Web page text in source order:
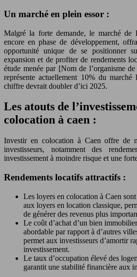
Un marché en plein essor :
Malgré la forte demande, le marché de
encore en phase de développement,
opportunité unique de se positionner
expansion et de profiter de rendements
étude menée par [Nom de l’organisme
représente actuellement 10% du
chiffre devrait doubler d’ici 2025.
Les atouts de
colocation à caen :
Investir en colocation à Caen offre de
investisseurs, notamment des
investissement à moindre risque et une
Rendements locatifs attractifs :
Les loyers en colocation à Caen
aux loyers en location classique,
de générer des revenus plus
Le coût d’achat d’un bien
abordable par rapport à d’autres
permet aux investisseurs d’amortir
investissement.
Le taux d’occupation élevé des
garantit une stabilité financière aux